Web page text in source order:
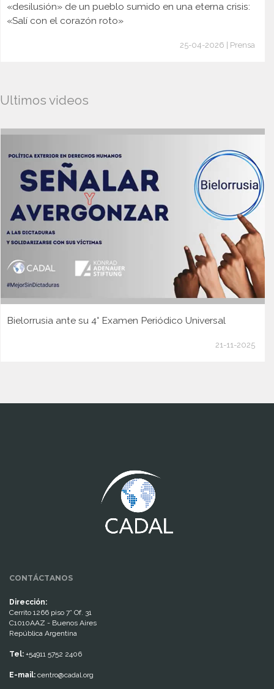
«desilusión» de un pueblo sumido en una eterna crisis:
«Salí con el corazón roto»
25-04-2026 | Prensa
Ultimos videos
Bielorrusia ante su 4° Examen Periódico Universal
21-11-2025
CONTÁCTANOS
Dirección:
Cerrito 1266 piso 7° Of. 31
C1010AAZ - Buenos Aires
República Argentina
Tel: +54911 5752 2406
E-mail: centro@cadal.org